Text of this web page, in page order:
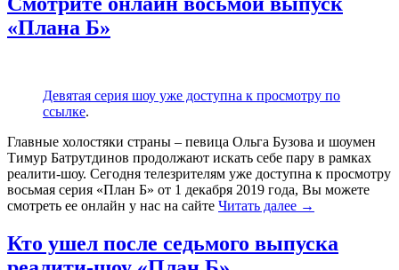
«Плана Б»
Девятая серия шоу уже доступна к просмотру по
ссылке.
Главные холостяки страны – певица Ольга Бузова и шоумен
Тимур Батрутдинов продолжают искать себе пару в рамках
реалити-шоу. Сегодня телезрителям уже доступна к просмотру
восьмая серия «План Б» от 1 декабря 2019 года, Вы можете
смотреть ее онлайн у нас на сайте Читать далее →
Кто ушел после седьмого выпуска